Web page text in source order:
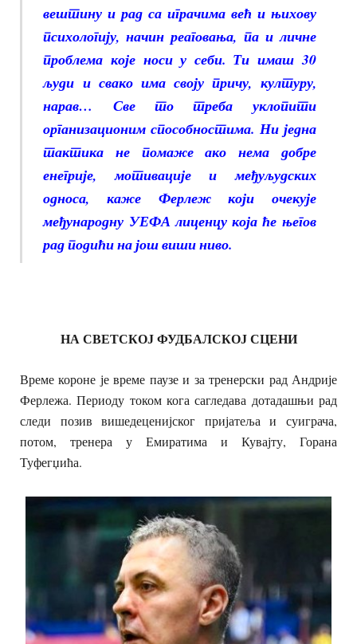
вештину и рад са играчима већ и њихову
психологију, начин реаговања, па и личне
проблема које носи у себи. Ти имаш 30
људи и свако има своју причу, културу,
нарав… Све то треба уклопити
организационим способностима. Ни једна
тактика не помаже ако нема добре
енегрије, мотивације и међуљудских
односа, каже Ферлеж који очекује
међународну УЕФА лиценцу која ће његов
рад подићи на још виши ниво.
НА СВЕТСКОЈ ФУДБАЛСКОЈ СЦЕНИ
Време короне је време паузе и за тренерски рад Андрије
Ферлежа. Периоду током кога сагледава дотадашњи рад
следи позив вишедеценијског пријатеља и суиграча,
потом, тренера у Емиратима и Кувајту, Горана
Туфегџића.